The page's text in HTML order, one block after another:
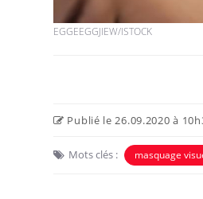
EGGEEGGJIEW/ISTOCK
Publié le 26.09.2020 à
Mots clés : masquage
Carence en fer : comprendre
Youtube